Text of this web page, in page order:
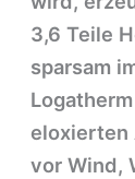
3,6 Teile
sparsam
eloxierten
vor Wind,